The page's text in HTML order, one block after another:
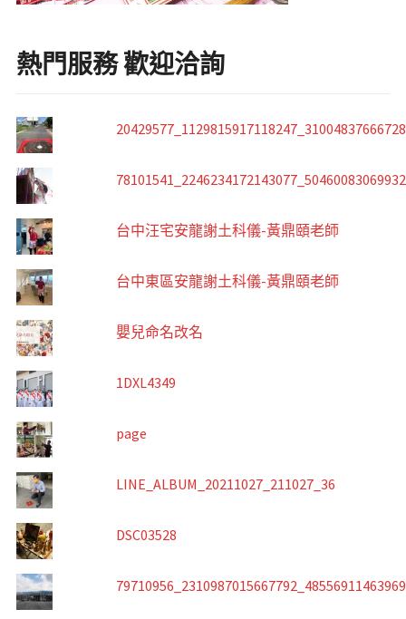
熱門服務 歡迎洽詢
台中汪宅安龍謝土科儀-黃鼎頤老師
台中東區安龍謝土科儀-黃鼎頤老師
嬰兒命名改名
1DXL4349
page
LINE_ALBUM_20211027_211027_36
DSC03528